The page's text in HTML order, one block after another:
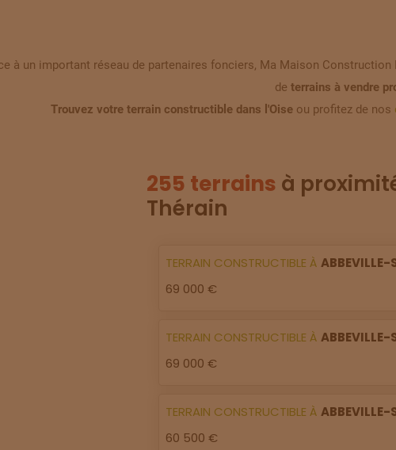
à un important réseau de partenaires fonciers, Ma Maison
de terrains à vendre
Trouvez votre terrain constructible dans l'Oise ou profitez de nos
255 terrains à
Thérain
TERRAIN CONSTRUCTIBLE À
69 000 €
TERRAIN CONSTRUCTIBLE À
69 000 €
TERRAIN CONSTRUCTIBLE À
60 500 €